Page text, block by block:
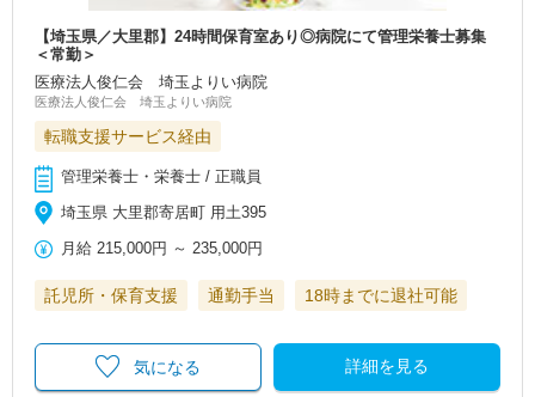
【埼玉県／大里郡】24時間保育室あり◎病院にて管理栄養士募集
＜常勤＞
医療法人俊仁会 埼玉よりい病院
医療法人俊仁会 埼玉よりい病院
転職支援サービス経由
管理栄養士・栄養士 / 正職員
埼玉県 大里郡寄居町 用土395
月給 215,000円 ～ 235,000円
託児所・保育支援 通勤手当 18時までに退社可能
詳細を見る
気になる